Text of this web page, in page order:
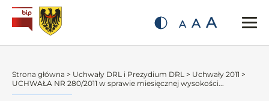
A A A
Strona główna > Uchwały DRL i Prezydium DRL > Uchwały 2011 >
UCHWAŁA NR 280/2011 w sprawie miesięcznej wysokości...